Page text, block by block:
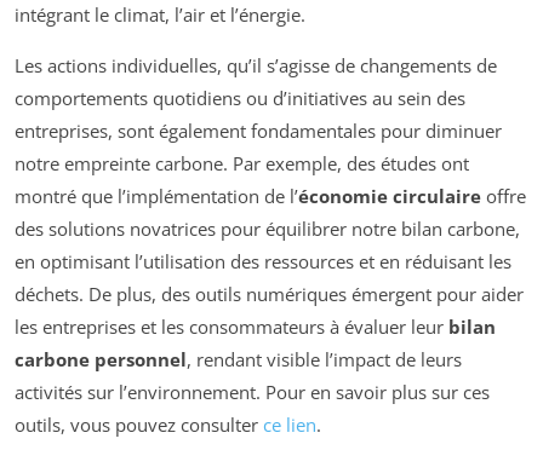
intégrant le climat, l’air et l’énergie.
Les actions individuelles, qu’il s’agisse de changements de
comportements quotidiens ou d’initiatives au sein des
entreprises, sont également fondamentales pour diminuer
notre empreinte carbone. Par exemple, des études ont
montré que l’implémentation de l’économie circulaire offre
des solutions novatrices pour équilibrer notre bilan carbone,
en optimisant l’utilisation des ressources et en réduisant les
déchets. De plus, des outils numériques émergent pour aider
les entreprises et les consommateurs à évaluer leur bilan
carbone personnel, rendant visible l’impact de leurs
activités sur l’environnement. Pour en savoir plus sur ces
outils, vous pouvez consulter ce lien.